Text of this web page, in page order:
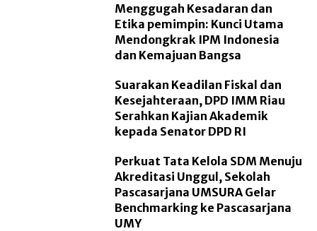
Menggugah Kesadaran dan
Etika pemimpin: Kunci Utama
Mendongkrak IPM Indonesia
dan Kemajuan Bangsa
Suarakan Keadilan Fiskal dan
Kesejahteraan, DPD IMM Riau
Serahkan Kajian Akademik
kepada Senator DPD RI
Perkuat Tata Kelola SDM Menuju
Akreditasi Unggul, Sekolah
Pascasarjana UMSURA Gelar
Benchmarking ke Pascasarjana
UMY